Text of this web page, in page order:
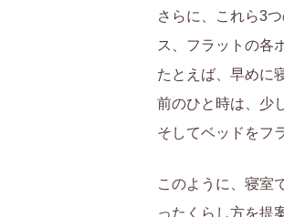
さらに、これら3
ス、フラットの各
たとえば、早めに
前のひと時は、少
そしてベッドをフ
このように、寝室
ったくらし方を提